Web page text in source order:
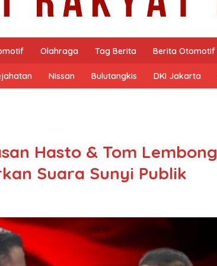
Olahraga Tag Berita Berita Otomotif
Nissan Bulutangkis DKI Jakarta
Hasto & Tom Lembong
Suara Sunyi Publik